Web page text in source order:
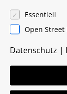
Darüber
(Costumer-
Essentiell
Open Street
Datenschutz |